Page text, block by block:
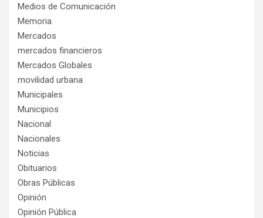
Medios de Comunicación
Memoria
Mercados
mercados financieros
Mercados Globales
movilidad urbana
Municipales
Municipios
Nacional
Nacionales
Noticias
Obituarios
Obras Públicas
Opinión
Opinión Pública